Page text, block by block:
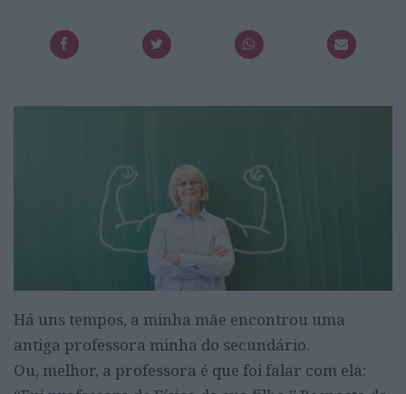
Há uns tempos, a minha mãe encontrou uma
antiga professora minha do secundário.
Ou, melhor, a professora é que foi falar com ela: